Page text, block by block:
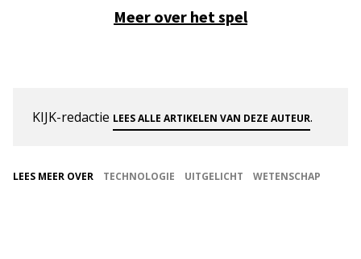
Meer over het spel
KIJK-redactie LEES ALLE ARTIKELEN VAN DEZE AUTEUR.
LEES MEER OVER TECHNOLOGIE UITGELICHT WETENSCHAP